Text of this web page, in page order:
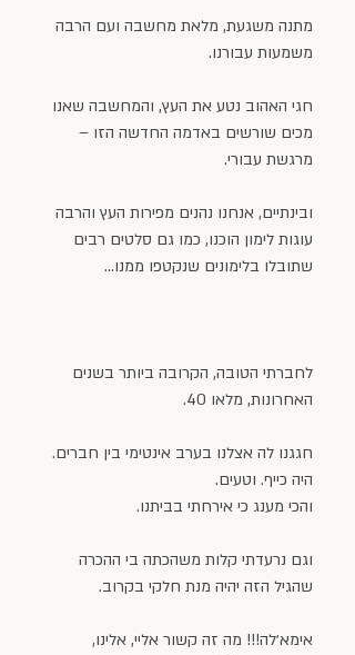
מתנה משגעת, מלאת מחשבה ועם הרבה
משמעות עבורנו.
חגי האהוב נטע את העץ, והמחשבה שאנו
מכים שורשים באדמה החדשה הזו –
מרגשת עבורי.
ובינתיים, אנחנו נהנים מפירות העץ והרבה
עוגות לימון הוכנו, כמו גם סלטים רבים
שתובלו בלימונים שנקטפו ממנו…
לחברתי הטובה, הקרובה ביותר בשנים
האחרונות, מלאו 40.
חגגנו לה אצלנו בערב אינטימי בין חברים.
היה כייף. וטעים.
והכי מענג כי אירחתי בביתנו.
וגם נרעדתי קלות משהכתה בי ההכרה
שהגיל הזה יהיה מנת חלקי בקרוב.
אימא׳לה!!! מה זה קשור אליי, אלינו,